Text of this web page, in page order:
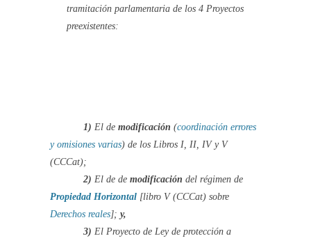
tramitación parlamentaria de los 4 Proyectos
preexistentes:
1) El de modificación (coordinación errores
y omisiones varias) de los Libros I, II, IV y V
(CCCat);
2) El de de modificación del régimen de
Propiedad Horizontal [libro V (CCCat) sobre
Derechos reales]; y,
3) El Proyecto de Ley de protección a